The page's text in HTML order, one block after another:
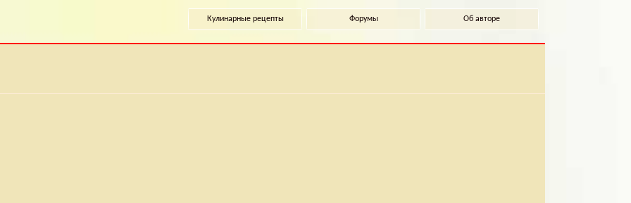
Кулинарные рецепты Форумы Об авторе